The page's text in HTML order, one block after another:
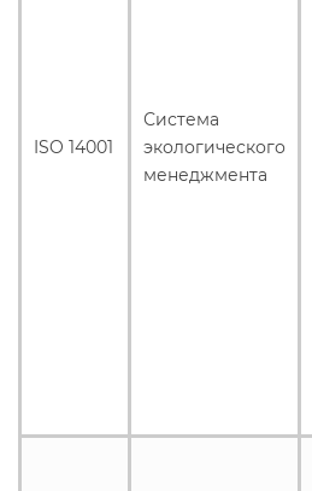
ISO 14001
Система
экологического
менеджмента